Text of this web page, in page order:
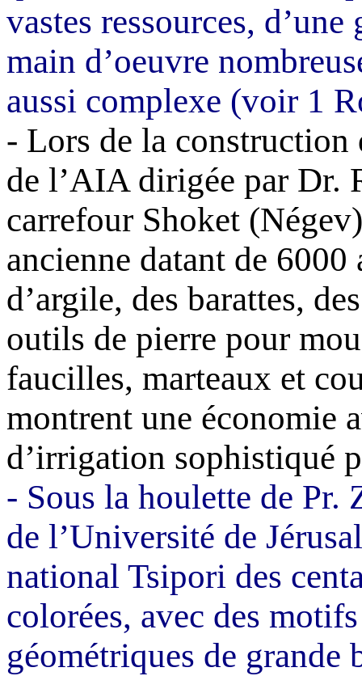
vastes ressources,
main d’oeuvre
aussi complexe (voir 1
- Lors de la construction
de l’AIA dirigée par Dr.
carrefour Shoket (Négev
ancienne datant de
d’argile, des barattes,
outils de pierre pour
faucilles, marteaux et
montrent une économie
d’irrigation sophistiqué
- Sous la houlette de Pr.
de l’Université de
national Tsipori des
colorées, avec des
géométriques de grande